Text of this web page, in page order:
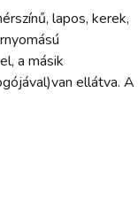
lapos, kerek,
a másik
ellátva. A